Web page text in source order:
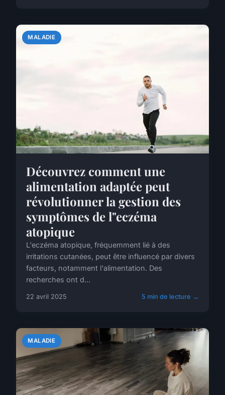
MALADIE
Découvrez comment une
alimentation adaptée peut
révolutionner la gestion des
symptômes de l"eczéma
atopique
L'eczéma atopique, fréquemment lié à des
irritations cutanées, peut être influencé par divers
facteurs, notamment l'alimentation. Des
recherches ont d...
22 avril 2025 5 min de lecture →
MALADIE